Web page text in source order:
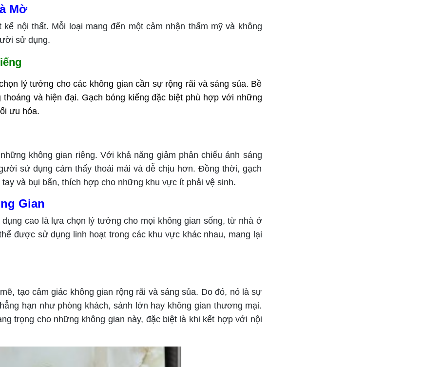
Mờ
nội thất. Mỗi loại mang đến một cảm nhận thẩm mỹ và không
sử dụng.
lý tưởng cho các không gian cần sự rộng rãi và sáng sủa. Bề
và hiện đại. Gạch bóng kiếng đặc biệt phù hợp với những
ưu hóa.
không gian riêng. Với khả năng giảm phản chiếu ánh sáng
sử dụng cảm thấy thoải mái và dễ chịu hơn. Đồng thời, gạch
và bụi bẩn, thích hợp cho những khu vực ít phải vệ sinh.
Gian
cao là lựa chọn lý tưởng cho mọi không gian sống, từ nhà ở
được sử dụng linh hoạt trong các khu vực khác nhau, mang lại
tạo cảm giác không gian rộng rãi và sáng sủa. Do đó, nó là sự
hạn như phòng khách, sảnh lớn hay không gian thương mại.
trọng cho những không gian này, đặc biệt là khi kết hợp với nội